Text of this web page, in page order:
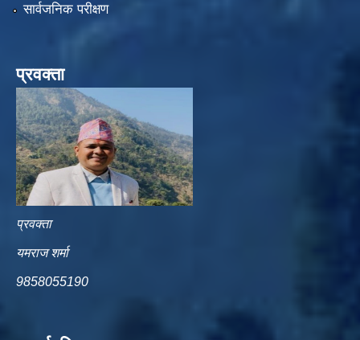
सार्वजनिक परीक्षण
प्रवक्ता
प्रवक्ता
यमराज शर्मा
9858055190